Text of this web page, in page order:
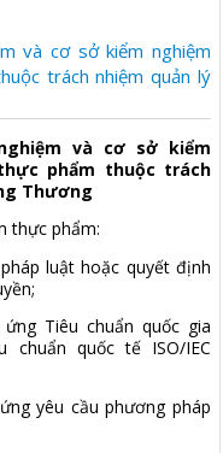
và cơ sở kiểm nghiệm
trách nhiệm quản lý
và cơ sở kiểm
phẩm thuộc trách
Thương
thực phẩm:
luật hoặc quyết định
Tiêu chuẩn quốc gia
chuẩn quốc tế ISO/IEC
yêu cầu phương pháp